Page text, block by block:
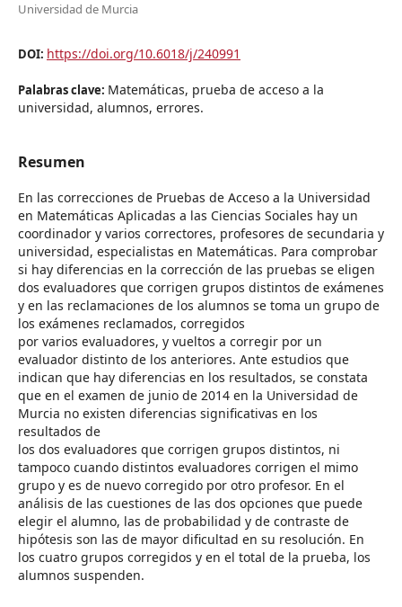
Universidad de Murcia
DOI: https://doi.org/10.6018/j/240991
Palabras clave: Matemáticas, prueba de acceso a la
universidad, alumnos, errores.
Resumen
En las correcciones de Pruebas de Acceso a la Universidad
en Matemáticas Aplicadas a las Ciencias Sociales hay un
coordinador y varios correctores, profesores de secundaria y
universidad, especialistas en Matemáticas. Para comprobar
si hay diferencias en la corrección de las pruebas se eligen
dos evaluadores que corrigen grupos distintos de exámenes
y en las reclamaciones de los alumnos se toma un grupo de
los exámenes reclamados, corregidos
por varios evaluadores, y vueltos a corregir por un
evaluador distinto de los anteriores. Ante estudios que
indican que hay diferencias en los resultados, se constata
que en el examen de junio de 2014 en la Universidad de
Murcia no existen diferencias significativas en los
resultados de
los dos evaluadores que corrigen grupos distintos, ni
tampoco cuando distintos evaluadores corrigen el mimo
grupo y es de nuevo corregido por otro profesor. En el
análisis de las cuestiones de las dos opciones que puede
elegir el alumno, las de probabilidad y de contraste de
hipótesis son las de mayor dificultad en su resolución. En
los cuatro grupos corregidos y en el total de la prueba, los
alumnos suspenden.